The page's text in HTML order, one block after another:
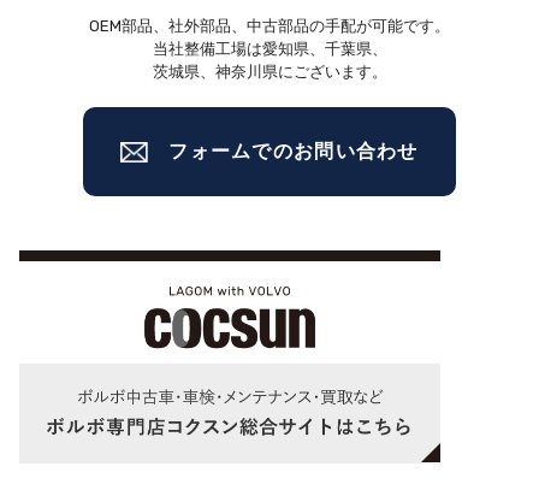
OEM部品、社外部品、中古部品の手配が可能です。
当社整備工場は愛知県、千葉県、
茨城県、神奈川県にございます。
フォームでのお問い合わせ